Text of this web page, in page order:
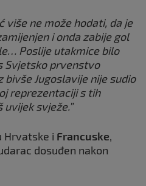
više ne može hodati, da je
i onda zabije gol
Poslije utakmice bilo
Svjetsko prvenstvo
bivše Jugoslavije nije sudio
reprezentaciji s tih
svježe.”
Hrvatske i Francuske,
dosuđen nakon